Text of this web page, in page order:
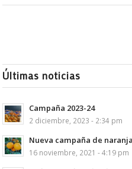
Últimas noticias
Campaña 2023-24
2 diciembre, 2023 - 2:34 pm
Nueva campaña de
16 noviembre, 2021 - 4:19 pm